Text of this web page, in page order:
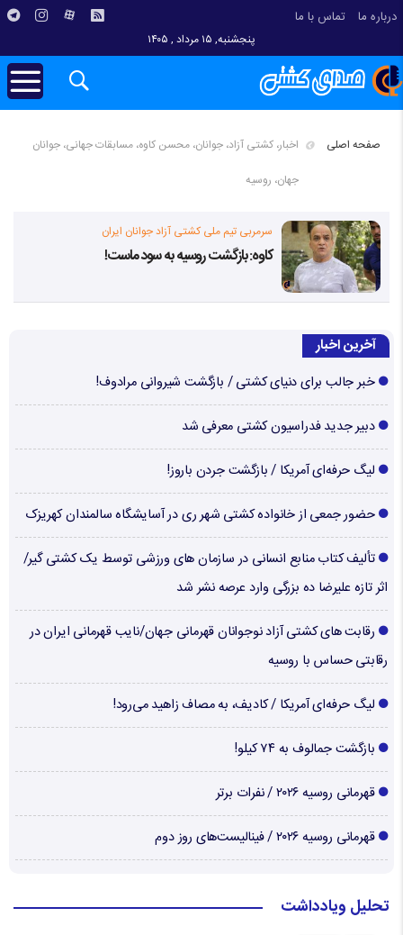
درباره ما تماس با ما
پنجشنبه, ۱۵ مرداد , ۱۴۰۵
صفحه اصلی
اخبار، کشتی آزاد، جوانان، محسن کاوه، مسابقات جهانی، جوانان
جهان، روسیه
سرمربی تیم ملی کشتی‌ آزاد جوانان ایران
کاوه: بازگشت روسیه به سود ماست!
آخرین اخبار
خبر جالب برای دنیای کشتی / بازگشت شیروانی مرادوف!
دبیر جدید فدراسیون کشتی معرفی شد
لیگ حرفه‌ای آمریکا / بازگشت جردن باروز!
حضور جمعی از خانواده کشتی شهر ری در آسایشگاه سالمندان کهریزک
تألیف کتاب منابع انسانی در سازمان های ورزشی توسط یک کشتی گیر/
اثر تازه علیرضا ده بزرگی وارد عرصه نشر شد
رقابت های کشتی آزاد نوجوانان قهرمانی جهان/نایب قهرمانی ایران در
رقابتی حساس با روسیه
لیگ حرفه‌ای آمریکا / کادیف، به مصاف زاهید می‌رود!
بازگشت جمالوف به ۷۴ کیلو!
قهرمانی روسیه ۲۰۲۶ / نفرات برتر
قهرمانی روسیه ۲۰۲۶ / فینالیست‌های روز دوم
تحلیل ویادداشت